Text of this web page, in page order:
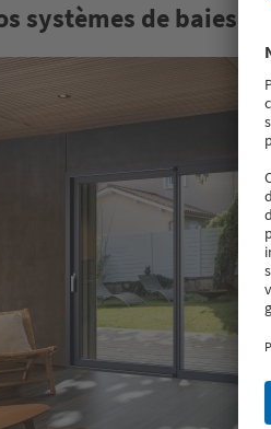
systèmes de baies